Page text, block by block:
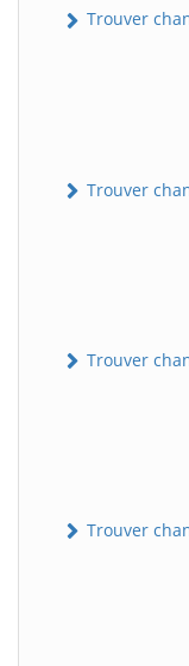
Trouver
Trouver
Trouver
Trouver